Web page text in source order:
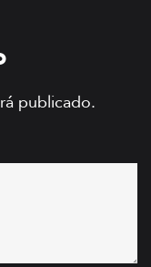
publicado.